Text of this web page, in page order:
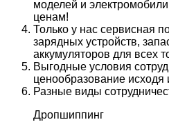
моделей и
ценам!
Только у нас сервисная
зарядных устройств,
аккумуляторов для всех
Выгодные условия
ценообразование исходя
Разные виды
Дропшиппинг